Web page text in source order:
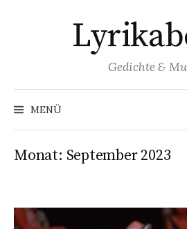
Gedichte &
MENÜ
Monat: September 2023